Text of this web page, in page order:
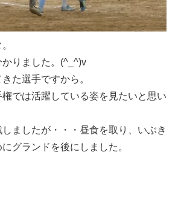
りました。(^_^)v
た選手ですから。
では活躍している姿を見たいと思い
ましたが・・・昼食を取り、いぶき
グランドを後にしました。